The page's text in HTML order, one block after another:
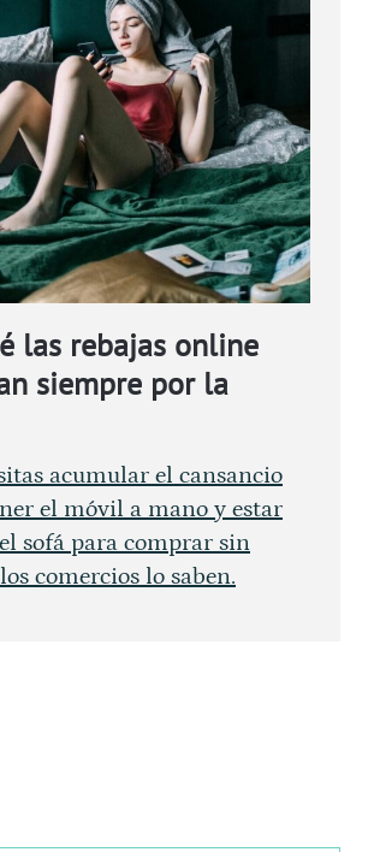
las rebajas online
siempre por la
acumular el cansancio
el móvil a mano y estar
sofá para comprar sin
comercios lo saben.